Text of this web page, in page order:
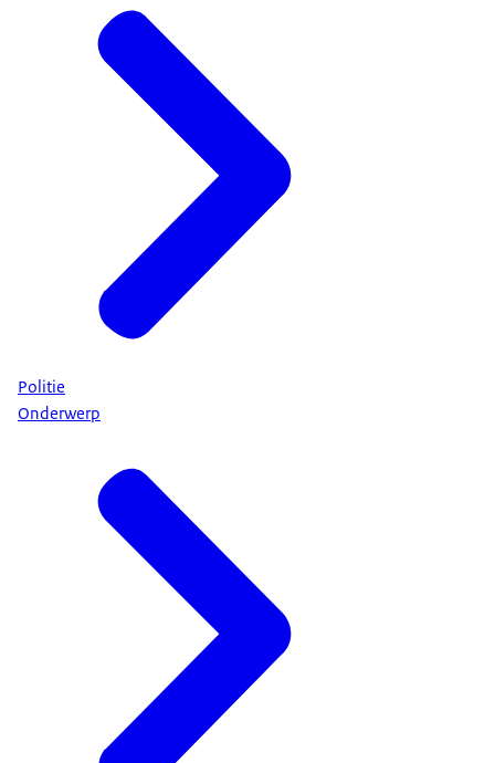
Politie
Onderwerp